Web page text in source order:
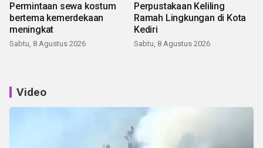
Permintaan sewa kostum
bertema kemerdekaan
meningkat
Sabtu, 8 Agustus 2026
Perpustakaan Keliling
Ramah Lingkungan di Kota
Kediri
Sabtu, 8 Agustus 2026
Video